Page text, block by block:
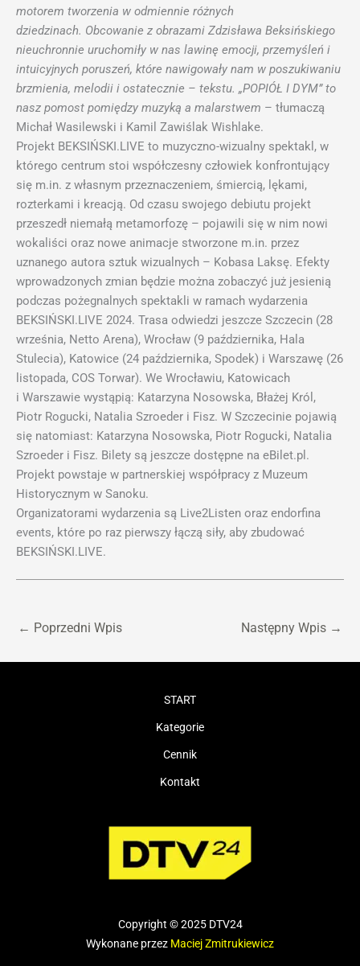
motorem tworzenia w odmiennie różnych
dziedzinach. Obcowanie z obrazami Zdzisława Beksińskiego
nieuchronnie uruchomiły w nas lawinę emocji, przemyśleń i
intuicyjnych poruszeń, które nawigowały nam w poszukiwaniu
brzmienia, melodii i ostatecznie – tekstu. „POPIÓŁ I DYM” to
nasz pomost pomiędzy muzyką a malarstwem – tłumaczą
Michał Wasilewski i Kamil Zawiślak Wishlake.
Projekt BEKSIŃSKI.LIVE to muzyczno-wizualny spektakl, w
którego centrum stoi współczesny człowiek konfrontujący
się m.in. z własnym przeznaczeniem, śmiercią, lękami,
rozterkami i kreacją. Od czasu swojego debiutu projekt
przeszedł niemałą metamorfozę – pojawili się w nim nowi
wokaliści oraz nowe animacje stworzone m.in. przez
uznanego autora sztuk wizualnych – Kobasa Laksę. Efekty
wprowadzonych zmian będzie można zobaczyć już jesienią
podczas pożegnalnych spektakli w ramach wydarzenia
BEKSIŃSKI.LIVE 2024. Trasa odwiedzi jeszcze Szczecin (28
września, Netto Arena), Wrocław (9 października, Hala
Stulecia), Katowice (24 października, Spodek) i Warszawę (26
listopada, COS Torwar). We Wrocławiu, Katowicach
i Warszawie wystąpią: Katarzyna Nosowska, Błażej Król,
Piotr Rogucki, Natalia Szroeder i Fisz. W Szczecinie pojawią
się natomiast: Katarzyna Nosowska, Piotr Rogucki, Natalia
Szroeder i Fisz. Bilety są jeszcze dostępne na eBilet.pl.
Projekt powstaje w partnerskiej współpracy z Muzeum
Historycznym w Sanoku.
Organizatorami wydarzenia są Live2Listen oraz endorfina
events, które po raz pierwszy łączą siły, aby zbudować
BEKSIŃSKI.LIVE.
← Poprzedni Wpis Następny Wpis →
START
Kategorie
Cennik
Kontakt
Copyright © 2025 DTV24
Wykonane przez Maciej Zmitrukiewicz